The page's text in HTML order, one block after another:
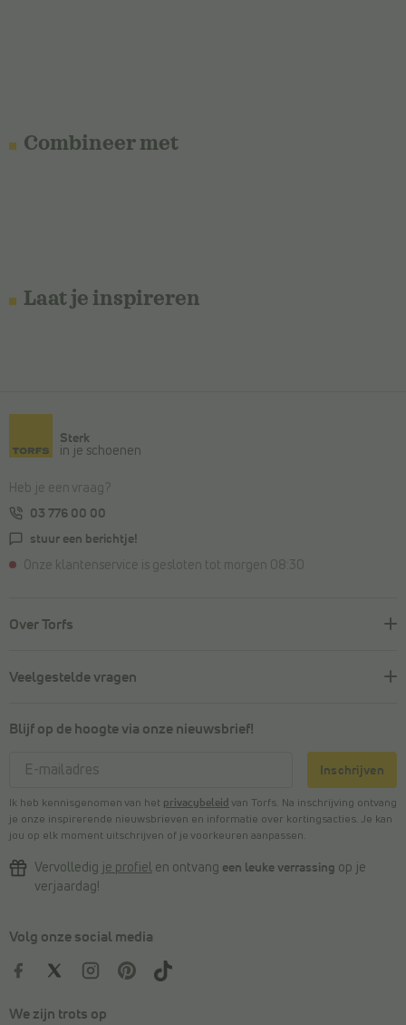
Combineer met
Laat je inspireren
Sterk
in je schoenen
Heb je een vraag?
03 776 00 00
stuur een berichtje!
Onze klantenservice is gesloten tot morgen 08:30
Over Torfs
Veelgestelde vragen
Blijf op de hoogte via onze nieuwsbrief!
Inschrijven
Ik heb kennisgenomen van het privacybeleid van Torfs. Na inschrijving ontvang
je onze inspirerende nieuwsbrieven en informatie over kortingsacties. Je kan
jou op elk moment uitschrijven of je voorkeuren aanpassen.
Vervolledig je profiel en ontvang een leuke verrassing op je
verjaardag!
Volg onze social media
We zijn trots op